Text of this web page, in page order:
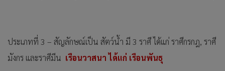
ประเภทที่ 3 – สัญลักษณ์เป็น สัตว์น้ำ มี 3 ราศี ได้แก่ ราศีกรกฎ, ราศี
มังกร และราศีมีน เรือนวาสนา ได้แก่ เรือนพันธุ